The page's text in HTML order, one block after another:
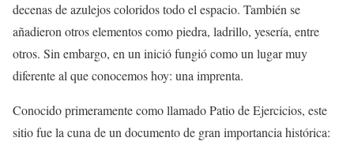
decenas de azulejos coloridos todo el espacio. También se
añadieron otros elementos como piedra, ladrillo, yesería, entre
otros. Sin embargo, en un inició fungió como un lugar muy
diferente al que conocemos hoy: una imprenta.
Conocido primeramente como llamado Patio de Ejercicios, este
sitio fue la cuna de un documento de gran importancia histórica: